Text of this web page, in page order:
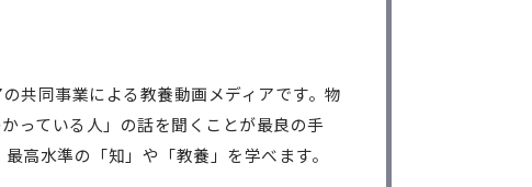
共同事業による教養動画メディアです。物
っている人」の話を聞くことが最良の手
高水準の「知」や「教養」を学べます。